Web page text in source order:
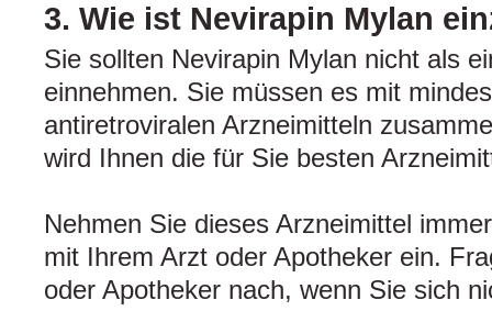
3. Wie ist Nevirapin Mylan
Sie sollten Nevirapin Mylan nicht als
einnehmen. Sie müssen es mit
antiretroviralen Arzneimitteln
wird Ihnen die für Sie besten
Nehmen Sie dieses Arzneimittel
mit Ihrem Arzt oder Apotheker ein.
oder Apotheker nach, wenn Sie sich